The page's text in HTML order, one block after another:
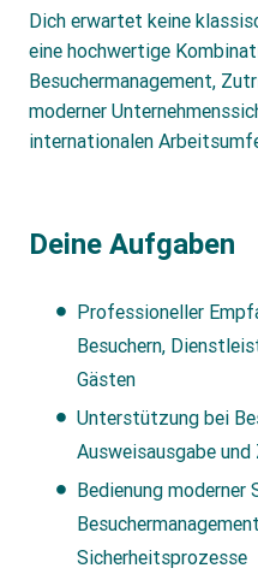
Dich erwartet keine
eine hochwertige
Besuchermanagement,
moderner
internationalen
Deine Aufgaben
Professioneller
Besuchern,
Gästen
Unterstützung bei
Ausweisausgabe
Bedienung moderner
Sicherheitsprozesse